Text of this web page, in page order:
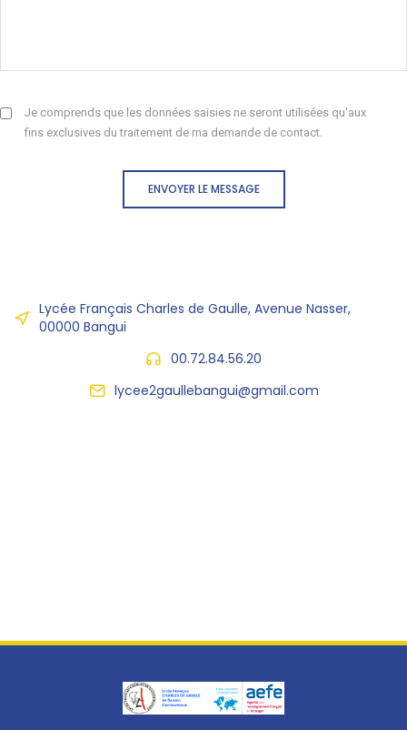
Je comprends que les données saisies ne seront utilisées qu'aux
fins exclusives du traitement de ma demande de contact.
ENVOYER LE MESSAGE
Lycée Français Charles de Gaulle, Avenue Nasser,
00000 Bangui
00.72.84.56.20
lycee2gaullebangui@gmail.com